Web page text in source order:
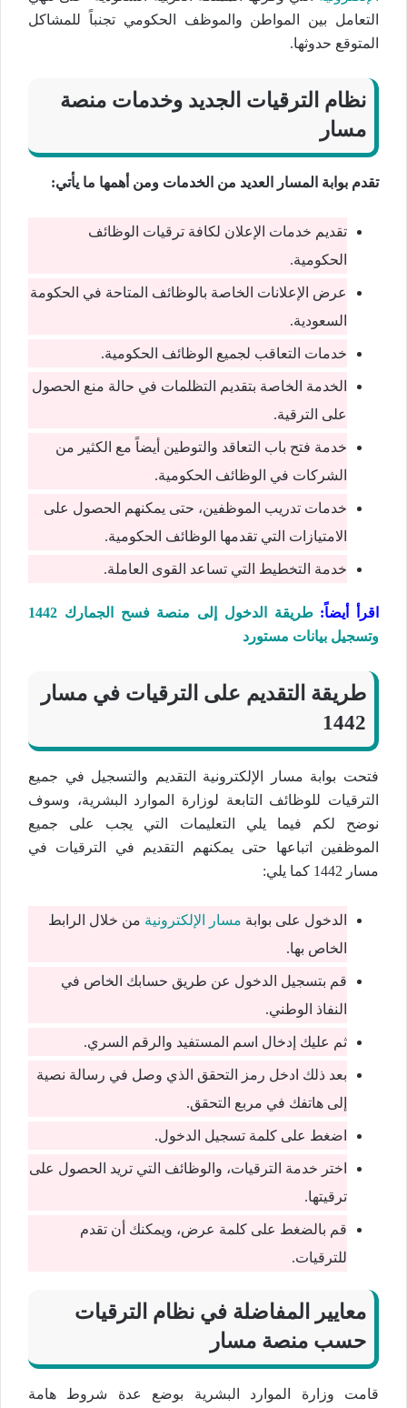
التعامل بين المواطن والموظف الحكومي تجنباً للمشاكل
المتوقع حدوثها.
نظام الترقيات الجديد وخدمات منصة
مسار
تقدم بوابة المسار العديد من الخدمات ومن أهمها ما يأتي:
تقديم خدمات الإعلان لكافة ترقيات الوظائف
الحكومية.
عرض الإعلانات الخاصة بالوظائف المتاحة في الحكومة
السعودية.
خدمات التعاقب لجميع الوظائف الحكومية.
الخدمة الخاصة بتقديم التظلمات في حالة منع الحصول
على الترقية.
خدمة فتح باب التعاقد والتوطين أيضاً مع الكثير من
الشركات في الوظائف الحكومية.
خدمات تدريب الموظفين، حتى يمكنهم الحصول على
الامتيازات التي تقدمها الوظائف الحكومية.
خدمة التخطيط التي تساعد القوى العاملة.
اقرأ أيضاً:
طريقة الدخول إلى منصة فسح الجمارك 1442
وتسجيل بيانات مستورد
طريقة التقديم على الترقيات في مسار
1442
فتحت بوابة مسار الإلكترونية التقديم والتسجيل في جميع
الترقيات للوظائف التابعة لوزارة الموارد البشرية، وسوف
نوضح لكم فيما يلي التعليمات التي يجب على جميع
الموظفين اتباعها حتى يمكنهم التقديم في الترقيات في
مسار 1442 كما يلي:
الدخول على بوابة مسار الإلكترونية من خلال الرابط
الخاص بها.
قم بتسجيل الدخول عن طريق حسابك الخاص في
النفاذ الوطني.
ثم عليك إدخال اسم المستفيد والرقم السري.
بعد ذلك ادخل رمز التحقق الذي وصل في رسالة نصية
إلى هاتفك في مربع التحقق.
اضغط على كلمة تسجيل الدخول.
اختر خدمة الترقيات، والوظائف التي تريد الحصول على
ترقيتها.
قم بالضغط على كلمة عرض، ويمكنك أن تقدم
للترقيات.
معايير المفاضلة في نظام الترقيات
حسب منصة مسار
قامت وزارة الموارد البشرية بوضع عدة شروط هامة